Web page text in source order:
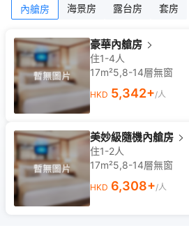
內艙房 海景房 露台房 套房
豪華內艙房
住1-4人
17m²5,8-14層無窗
HKD 5,342+/人
美妙級隨機內艙房
住1-2人
17m²5,8-14層無窗
HKD 6,308+/人